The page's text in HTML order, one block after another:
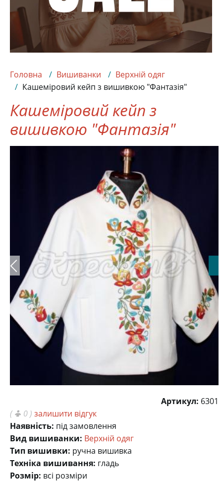
Головна Вишиванки
Верхній одяг
Кашеміровий кейп з вишивкою "Фантазія"
Кашеміровий кейп з
вишивкою "Фантазія"
Артикул: 6301
(
0 ) залишити відгук
Наявність: під замовлення
Вид вишиванки: Верхній одяг
Тип вишивки: ручна вишивка
Техніка вишивання: гладь
Розмір: всі розміри